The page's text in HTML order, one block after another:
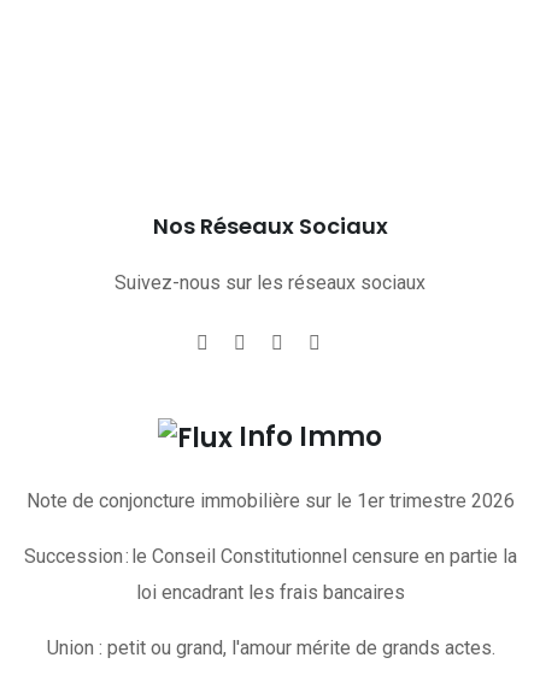
Nos Réseaux Sociaux
Suivez-nous sur les réseaux sociaux
Info Immo
Note de conjoncture immobilière sur le 1er trimestre 2026
Succession : le Conseil Constitutionnel censure en partie la
loi encadrant les frais bancaires
Union : petit ou grand, l'amour mérite de grands actes.